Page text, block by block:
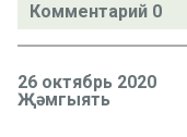
Комментарий 0
26 октябрь 2020
Җәмгыять